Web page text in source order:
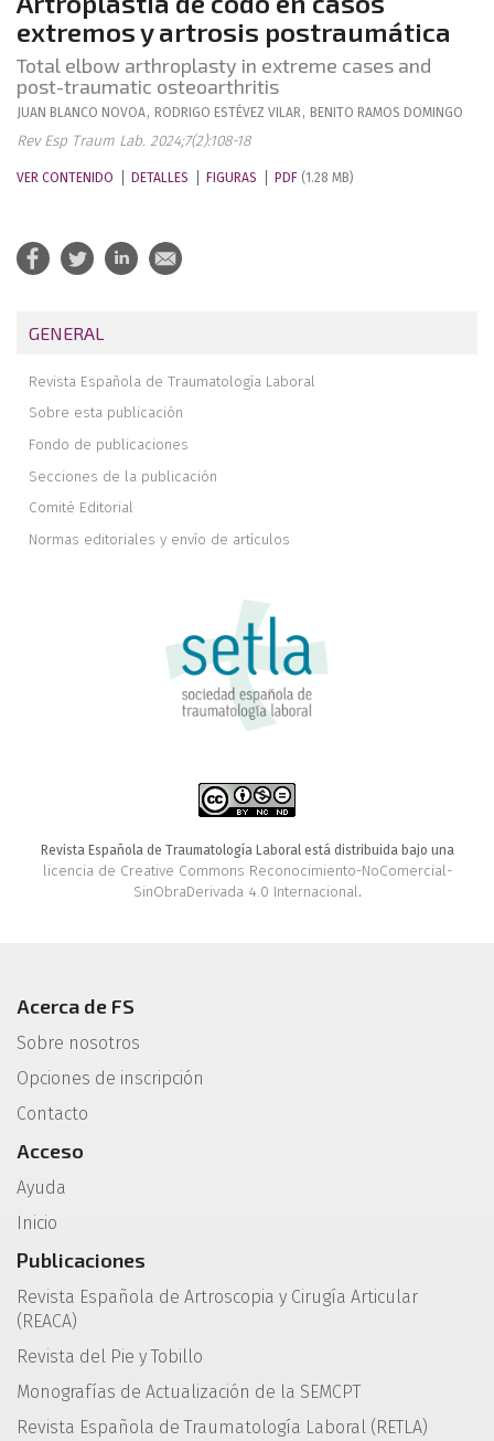
extremos y artrosis postraumática
Total elbow arthroplasty in extreme cases and
post-traumatic osteoarthritis
JUAN BLANCO NOVOA, RODRIGO ESTÉVEZ VILAR, BENITO RAMOS DOMINGO
Rev Esp Traum Lab. 2024;7(2):108-18
VER CONTENIDO DETALLES FIGURAS PDF (1.28 MB)
GENERAL
Revista Española de Traumatología Laboral
Sobre esta publicación
Fondo de publicaciones
Secciones de la publicación
Comité Editorial
Normas editoriales y envío de artículos
Revista Española de Traumatología Laboral está distribuida bajo una
licencia de Creative Commons Reconocimiento-NoComercial-
SinObraDerivada 4.0 Internacional.
Acerca de FS
Sobre nosotros
Opciones de inscripción
Contacto
Acceso
Ayuda
Inicio
Publicaciones
Revista Española de Artroscopia y Cirugía Articular
(REACA)
Revista del Pie y Tobillo
Monografías de Actualización de la SEMCPT
Revista Española de Traumatología Laboral (RETLA)